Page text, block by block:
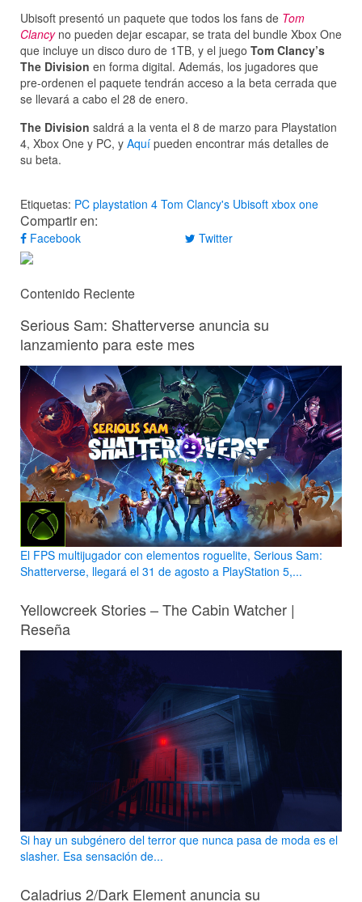
Ubisoft presentó un paquete que todos los fans de Tom
Clancyno pueden dejar escapar, se trata del bundle Xbox One
que incluye un disco duro de 1TB, y el juego Tom Clancy’s
The Division en forma digital. Además, los jugadores que
pre-ordenen el paquete tendrán acceso a la beta cerrada que
se llevará a cabo el 28 de enero.
The Division saldrá a la venta el 8 de marzo para Playstation
4, Xbox One y PC, y Aquí pueden encontrar más detalles de
su beta.
Etiquetas: PC playstation 4 Tom Clancy's Ubisoft xbox one
Compartir en:
Facebook Twitter
Contenido Reciente
Serious Sam: Shatterverse anuncia su
lanzamiento para este mes
El FPS multijugador con elementos roguelite, Serious Sam:
Shatterverse, llegará el 31 de agosto a PlayStation 5,...
Yellowcreek Stories – The Cabin Watcher |
Reseña
Si hay un subgénero del terror que nunca pasa de moda es el
slasher. Esa sensación de...
Caladrius 2/Dark Element anuncia su